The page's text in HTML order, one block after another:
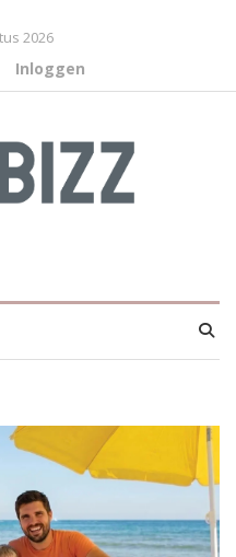
2026
Inloggen